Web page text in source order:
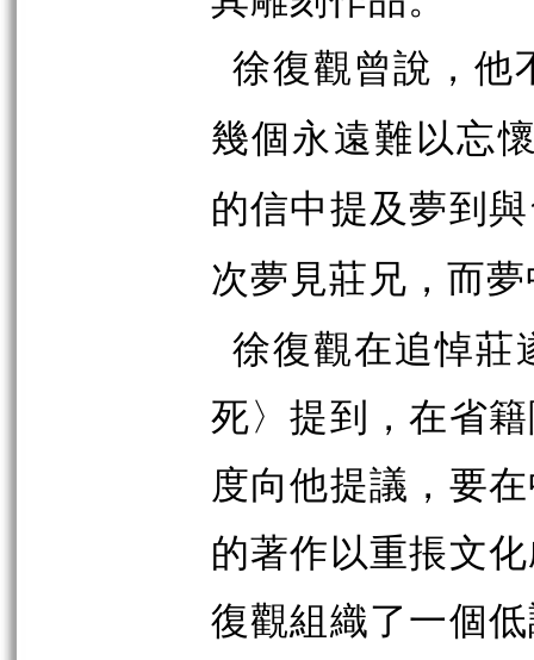
徐復觀曾說，他
幾個永遠難以忘
的信中提及夢到
次夢見莊兄，而
徐復觀在追悼莊
死〉提到，在省
度向他提議，要
的著作以重掁文
復觀組織了一個